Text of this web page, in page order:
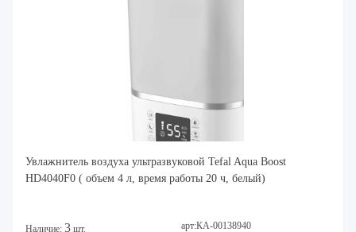
Увлажнитель воздуха ультразвуковой Tefal Aqua Boost
HD4040F0 ( объем 4 л, время работы 20 ч, белый)
Наличие: 3 шт. арт:КА-00138940